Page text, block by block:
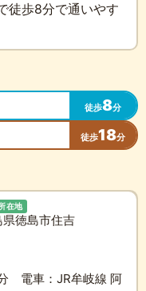
徒歩8分で通いやす
徒歩8分
徒歩18分
在地
県徳島市住吉
電車：JR牟岐線 阿